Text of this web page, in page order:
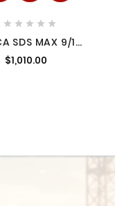
    
SDS MAX 9/16"
MILWAUKEE
48203910 1
$1,010.00